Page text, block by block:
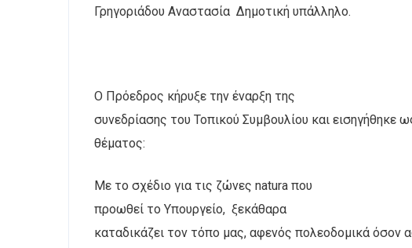
Γρηγοριάδου Αναστασία Δημοτική υπάλληλο.
Ο Πρόεδρος κήρυξε την έναρξη της
συνεδρίασης του Τοπικού Συμβουλίου και
θέματος:
Με το σχέδιο για τις ζώνες natura που
προωθεί το Υπουργείο, ξεκάθαρα
καταδικάζει τον τόπο μας, αφενός πολεοδομικά όσον